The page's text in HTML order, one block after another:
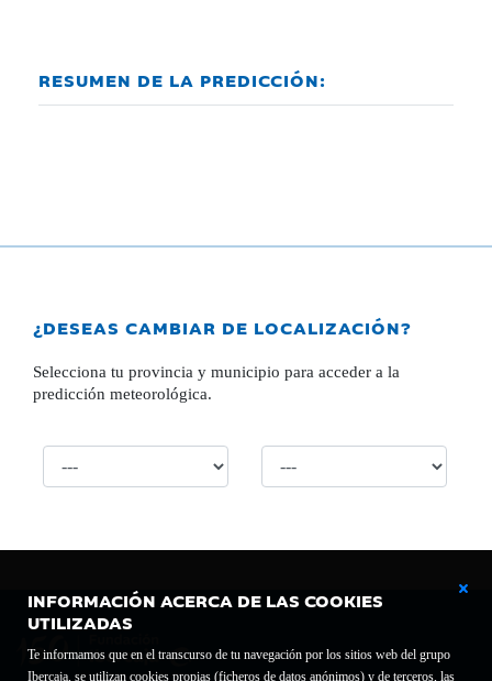
INFORMACIÓN ACERCA DE LAS COOKIES
UTILIZADAS
Te informamos que en el transcurso de tu navegación por los sitios web del grupo
Ibercaja, se utilizan cookies propias (ficheros de datos anónimos) y de terceros, las
RESUMEN DE LA PREDICCIÓN:
¿DESEAS CAMBIAR DE LOCALIZACIÓN?
Selecciona tu provincia y municipio para acceder a la
predicción meteorológica.